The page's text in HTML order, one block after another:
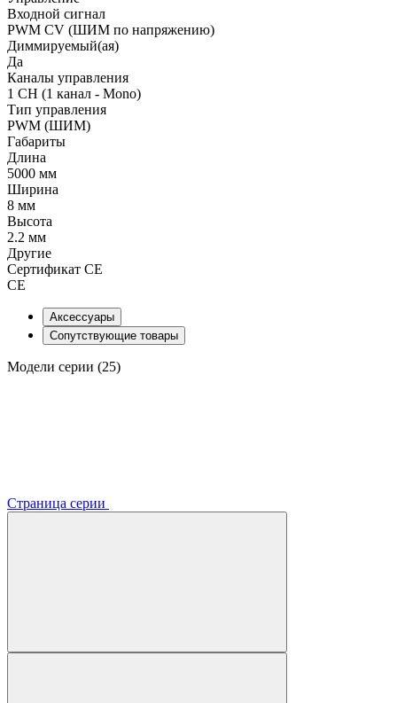
Входной сигнал
PWM СV (ШИМ по напряжению)
Диммируемый(ая)
Да
Каналы управления
1 CH (1 канал - Mono)
Тип управления
PWM (ШИМ)
Габариты
Длина
5000 мм
Ширина
8 мм
Высота
2.2 мм
Другие
Сертификат CE
CE
Аксессуары
Сопутствующие товары
Модели серии (25)
Страница серии